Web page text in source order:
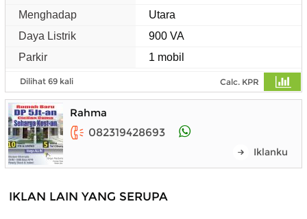
Menghadap
Utara
Daya Listrik
900 VA
Parkir
1 mobil
Dilihat 69 kali Calc. KPR
Rahma
082319428693
Iklanku
IKLAN LAIN YANG SERUPA